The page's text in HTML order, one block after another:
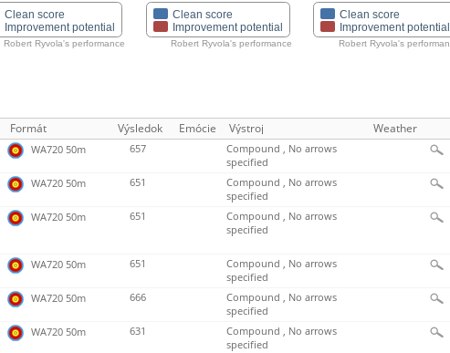
Clean score
Improvement potential
Robert Ryvola's performance
Clean score
Improvement potential
Robert Ryvola's performance
Clean score
Improvement potential
Robert Ryvola's
Formát Výsledok Emócie Výstroj Weather
WA720 50m 657
Compound , No arrows
specified
WA720 50m 651
Compound , No arrows
specified
WA720 50m 651
Compound , No arrows
specified
WA720 50m 651
Compound , No arrows
specified
WA720 50m 666
Compound , No arrows
specified
WA720 50m 631
Compound , No arrows
specified